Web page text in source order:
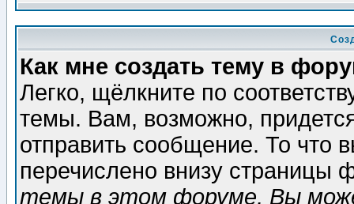
Как мне создать тему в
Легко, щёлкните по
темы. Вам, возможно,
отправить сообщение. То что
перечислено внизу страницы
темы в этом форуме, Вы